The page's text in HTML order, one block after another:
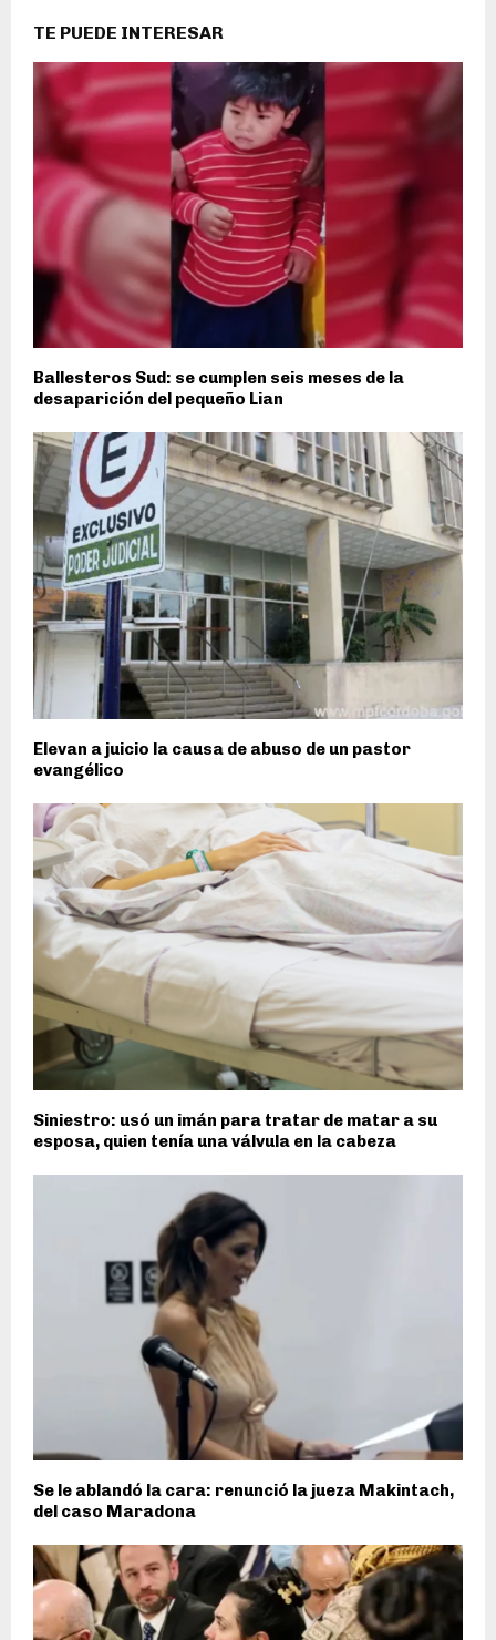
TE PUEDE INTERESAR
Ballesteros Sud: se cumplen seis meses de la
desaparición del pequeño Lian
Elevan a juicio la causa de abuso de un pastor
evangélico
Siniestro: usó un imán para tratar de matar a su
esposa, quien tenía una válvula en la cabeza
Se le ablandó la cara: renunció la jueza Makintach,
del caso Maradona